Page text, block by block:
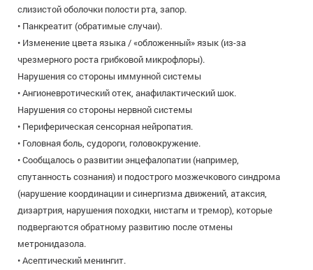
слизистой оболочки полости рта, запор.
• Панкреатит (обратимые случаи).
• Изменение цвета языка / «обложенный» язык (из-за
чрезмерного роста грибковой микрофлоры).
Нарушения со стороны иммунной системы
• Ангионевротический отек, анафилактический шок.
Нарушения со стороны нервной системы
• Периферическая сенсорная нейропатия.
• Головная боль, судороги, головокружение.
• Сообщалось о развитии энцефалопатии (например,
спутанность сознания) и подострого мозжечкового синдрома
(нарушение координации и синергизма движений, атаксия,
дизартрия, нарушения походки, нистагм и тремор), которые
подвергаются обратному развитию после отмены
метронидазола.
• Асептический менингит.